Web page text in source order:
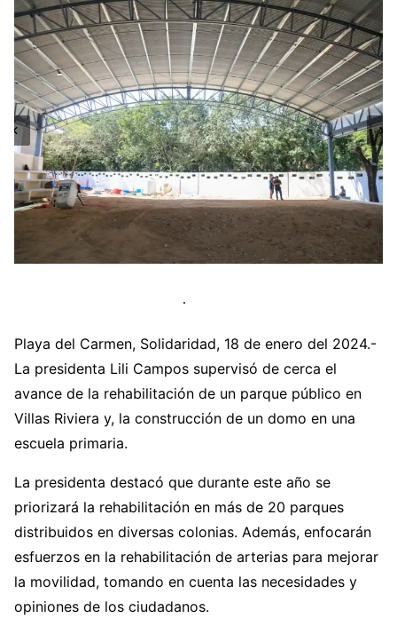
Playa del Carmen, Solidaridad, 18 de enero del 2024.-
La presidenta Lili Campos supervisó de cerca el
avance de la rehabilitación de un parque público en
Villas Riviera y, la construcción de un domo en una
escuela primaria.
La presidenta destacó que durante este año se
priorizará la rehabilitación en más de 20 parques
distribuidos en diversas colonias. Además, enfocarán
esfuerzos en la rehabilitación de arterias para mejorar
la movilidad, tomando en cuenta las necesidades y
opiniones de los ciudadanos.